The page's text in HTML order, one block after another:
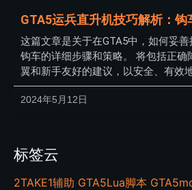
GTA5运兵直升机技巧解析：钩
这篇文章是关于在GTA5中，如何妥
钩车的详细步骤和策略。 将包括正确
翼和新手友好的建议，以安全、有效
2024年5月12日
标签云
2TAKE1辅助 GTA5Lua脚本